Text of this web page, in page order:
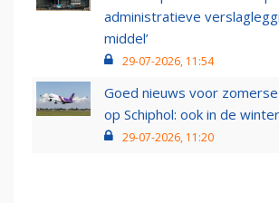
administratieve
middel’
29-07-2026, 11:54
Goed nieuws voor
op Schiphol: ook in de
29-07-2026, 11:20